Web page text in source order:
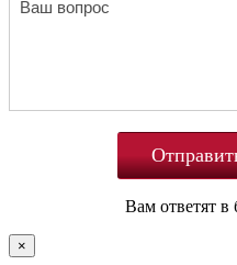
Вам ответят
×